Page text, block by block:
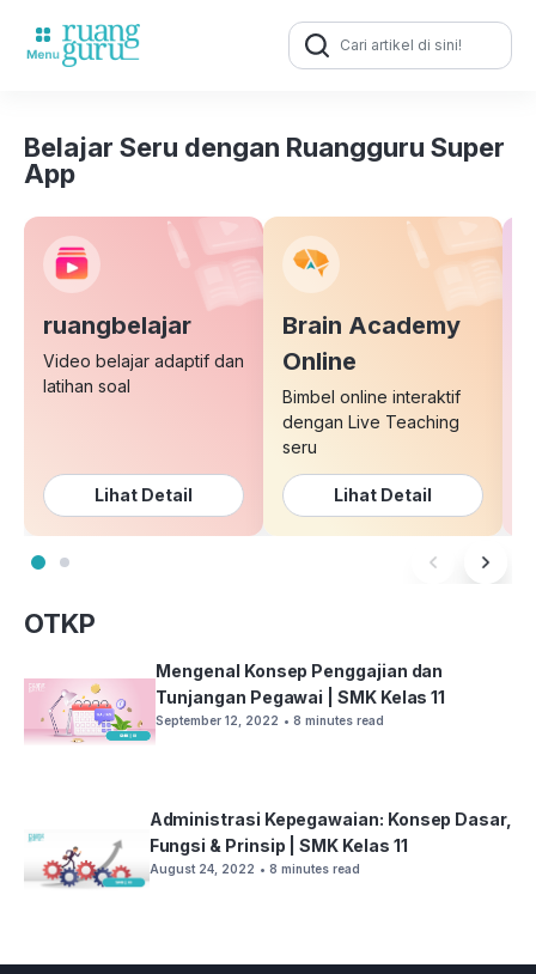
Search
for:
Belajar Seru dengan Ruangguru Super
App
ruangbelajar
Video belajar adaptif dan
latihan soal
Lihat Detail
Brain Academy
Online
Bimbel online interaktif
dengan Live Teaching
seru
Lihat Detail
OTKP
Mengenal Konsep Penggajian dan
Tunjangan Pegawai | SMK Kelas 11
September 12, 2022 • 8 minutes read
Administrasi Kepegawaian: Konsep Dasar,
Fungsi & Prinsip | SMK Kelas 11
August 24, 2022 • 8 minutes read